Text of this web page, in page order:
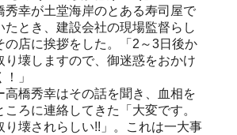
秀幸が土堂海岸のとある寿司屋で
たとき、建設会社の現場監督らし
の店に挨拶をした。「2～3日後か
り壊しますので、御迷惑をおかけ
」
高橋秀幸はその話を聞き、血相を
ろに連絡してきた「大変です。
り壊されらしい!!」。これは一大事